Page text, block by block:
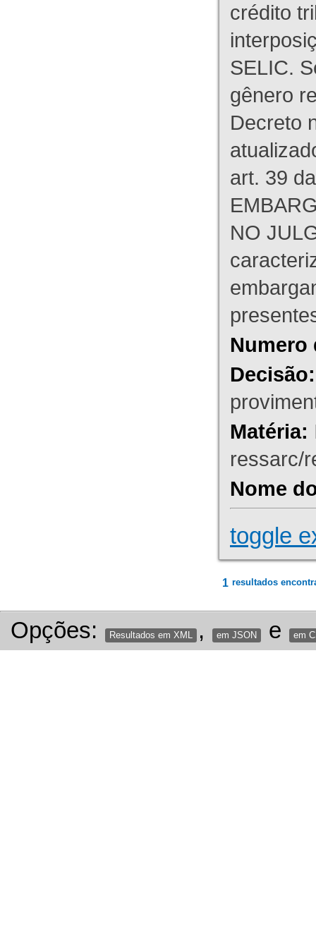
crédito
SELIC.
gênero
Decreto
art. 39
NO
Numero
Decisão:
Matéria:
ressarc/
Nome
toggle
1 resultados
Opções: Resultados em XML , em JSON e em